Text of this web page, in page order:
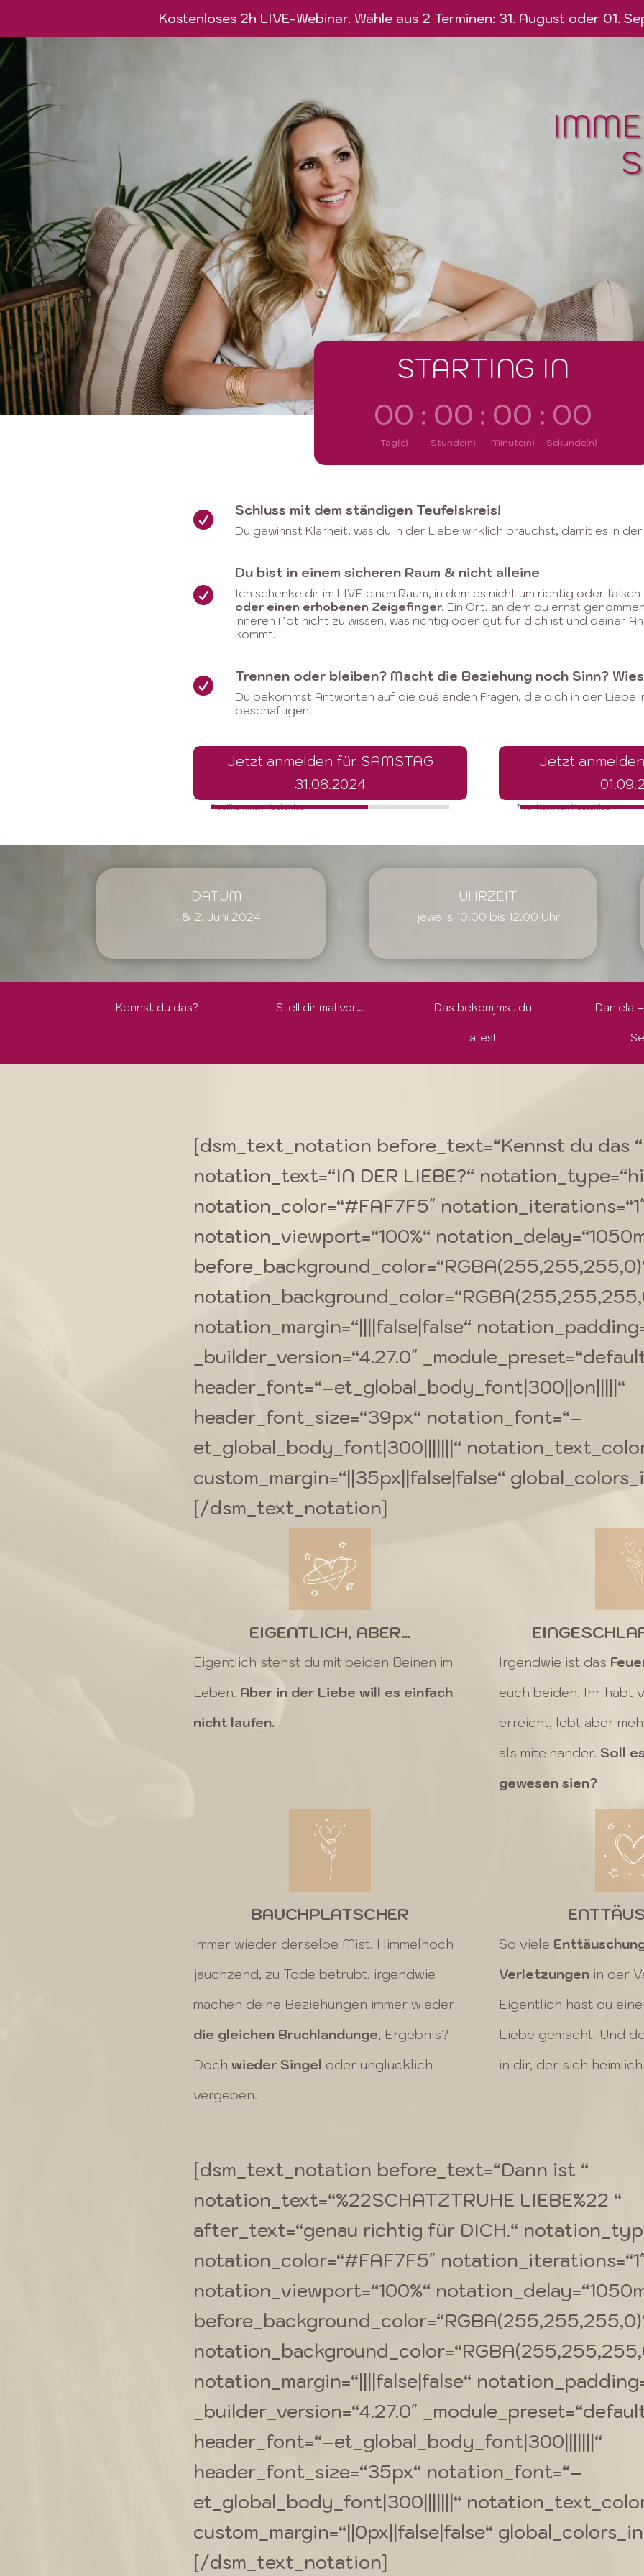
Kostenloses 2h LIVE-Webinar. Wähle aus 2 Terminen: 31. August oder 01.
STARTING IN
00
Tag(e)
: 00
Stunde(n)
: 00
Minute(n)
: 00
Sekunde(n)

Schluss mit dem ständigen Teufelskreis!
Du gewinnst Klarheit, was du in der Liebe wirklich brauchst, damit es in

Du bist in einem sicheren Raum & nicht alleine
Ich schenke dir im LIVE einen Raum, in dem es nicht um richtig oder
oder einen erhobenen Zeigefinger. Ein Ort, an dem du ernst
inneren Not nicht zu wissen, was richtig oder gut für dich ist und deiner
kommt.

Trennen oder bleiben? Macht die Beziehung noch Sinn?
Du bekommst Antworten auf die quälenden Fragen, die dich in der Liebe
beschäftigen.
Jetzt anmelden für SAMSTAG
31.08.2024
* vollkommen Kostenlos
Jetzt
* vollkommen Kostenlos
DATUM
1. & 2. Juni 2024
UHRZEIT
jeweils 10.00 bis 12.00 Uhr
Kennst du das? Stell dir mal vor… Das bekomjmst du
alles!
Daniela
[dsm_text_notation before_text=“Kennst du das “
notation_text=“IN DER LIEBE?“
notation_color=“#FAF7F5″
notation_viewport=“100%“
notation_margin=“||||false|false“
_builder_version=“4.27.0″
header_font=“–et_global_body_font|300||on|||||“
header_font_size=“39px“ notation_font=“–
et_global_body_font|300|||||||“
custom_margin=“||35px||false|false“
[/dsm_text_notation]
EIGENTLICH, ABER…
Eigentlich stehst du mit beiden Beinen im
Leben. Aber in der Liebe will es einfach
nicht laufen.
Irgendwie ist das
euch beiden. Ihr habt
erreicht, lebt aber
als miteinander. Soll
gewesen sien?
BAUCHPLATSCHER
Immer wieder derselbe Mist. Himmelhoch
jauchzend, zu Tode betrübt. irgendwie
machen deine Beziehungen immer wieder
die gleichen Bruchlandunge, Ergebnis?
Doch wieder Singel oder unglücklich
vergeben.
So viele
Verletzungen in der
Eigentlich hast du
Liebe gemacht. Und
in dir, der sich
[dsm_text_notation before_text=“Dann ist “
notation_text=“%22SCHATZTRUHE LIEBE%22 “
after_text=“genau richtig für DICH.“
notation_color=“#FAF7F5″
notation_viewport=“100%“
notation_margin=“||||false|false“
_builder_version=“4.27.0″
header_font=“–et_global_body_font|300|||||||“
header_font_size=“35px“ notation_font=“–
et_global_body_font|300|||||||“
custom_margin=“||0px||false|false“
[/dsm_text_notation]